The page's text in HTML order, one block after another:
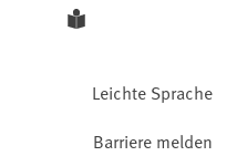
Leichte Sprache
Barriere melden